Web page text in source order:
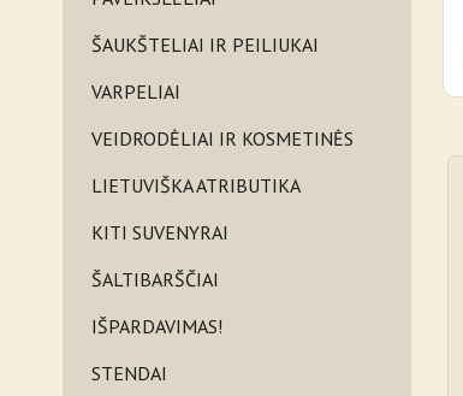
ŠAUKŠTELIAI IR PEILIUKAI
VARPELIAI
VEIDRODĖLIAI IR KOSMETINĖS
LIETUVIŠKA ATRIBUTIKA
KITI SUVENYRAI
ŠALTIBARŠČIAI
IŠPARDAVIMAS!
STENDAI